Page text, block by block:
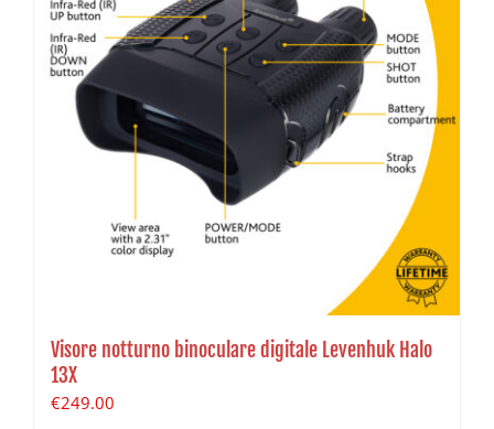
Visore notturno binoculare digitale Levenhuk Halo
13X
€249.00